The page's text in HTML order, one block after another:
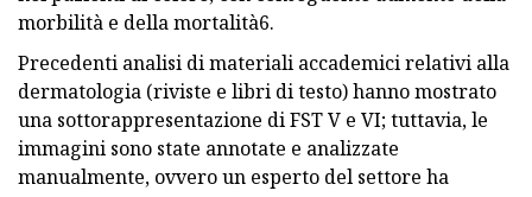
morbilità e della mortalità6.
Precedenti analisi di materiali accademici relativi alla
dermatologia (riviste e libri di testo) hanno mostrato
una sottorappresentazione di FST V e VI; tuttavia, le
immagini sono state annotate e analizzate
manualmente, ovvero un esperto del settore ha